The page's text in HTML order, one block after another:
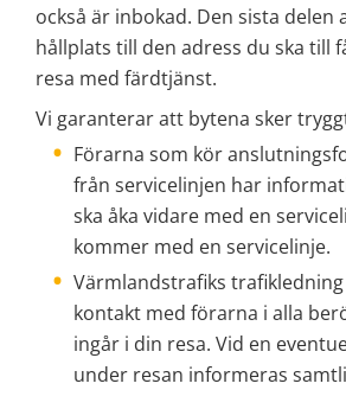
också är inbokad. Den sista delen
hållplats till den adress du ska till
resa med färdtjänst.
Vi garanterar att bytena sker
Förarna som kör
från servicelinjen har
ska åka vidare med en
kommer med en servicelinje.
Värmlandstrafiks
kontakt med förarna i alla
ingår i din resa. Vid en
under resan informeras